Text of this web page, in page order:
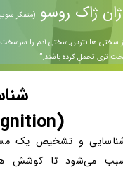
سختی ها نترس.سختی آدم را سرسخت
تری تحمل کرده باشند.”​​​​​​​
ژان ژاک روسو(متفکر
و تشخیص یک
می‌شود تا کوشش